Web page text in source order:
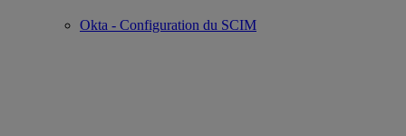
Okta - Configuration du SCIM